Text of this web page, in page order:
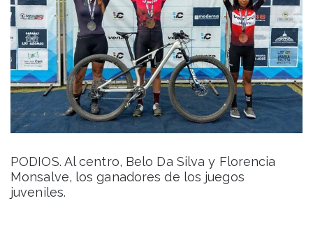
PODIOS. Al centro, Belo Da Silva y Florencia
Monsalve, los ganadores de los juegos
juveniles.